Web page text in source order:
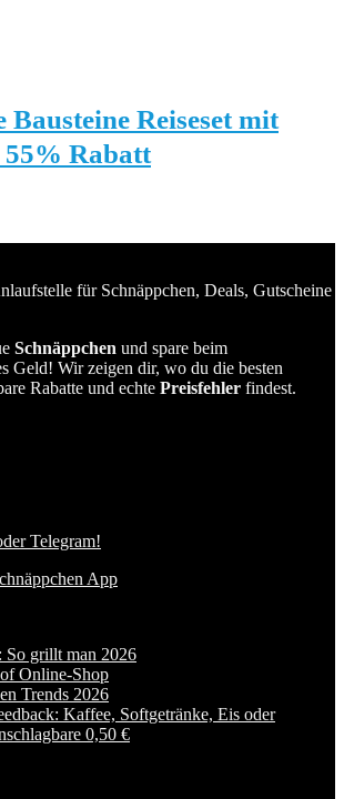
Bausteine Reiseset mit
Rabatt
für Schnäppchen, Deals, Gutscheine
Schnäppchen und spare beim
Geld! Wir zeigen dir, wo du die besten
Rabatte und echte Preisfehler findest.
Telegram!
App
So grillt man 2026
Online-Shop
Trends 2026
Kaffee, Softgetränke, Eis oder
0,50 €